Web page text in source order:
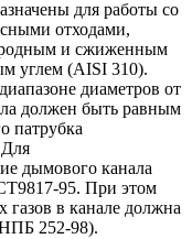
для работы со
отходами,
и сжиженным
углем (AISI 310).
диаметров от
должен быть равным
патрубка
дымового канала
95. При этом
газов в канале должна
252-98).